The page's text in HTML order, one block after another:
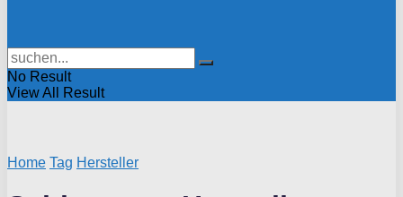
No Result
View All Result
Home Tag Hersteller